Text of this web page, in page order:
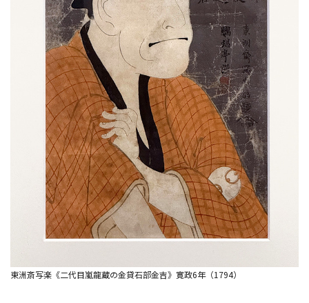
東洲斎写楽《二代目嵐龍蔵の金貸石部金吉》寛政6年（1794）